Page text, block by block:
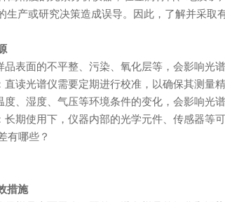
生产或研究决策造成误导。因此，了解并采取
面的不平整、污染、氧化层等，会影响光谱
光谱仪需要定期进行校准，以确保其测量精
湿度、气压等环境条件的变化，会影响光谱
使用下，仪器内部的光学元件、传感器等可
措施